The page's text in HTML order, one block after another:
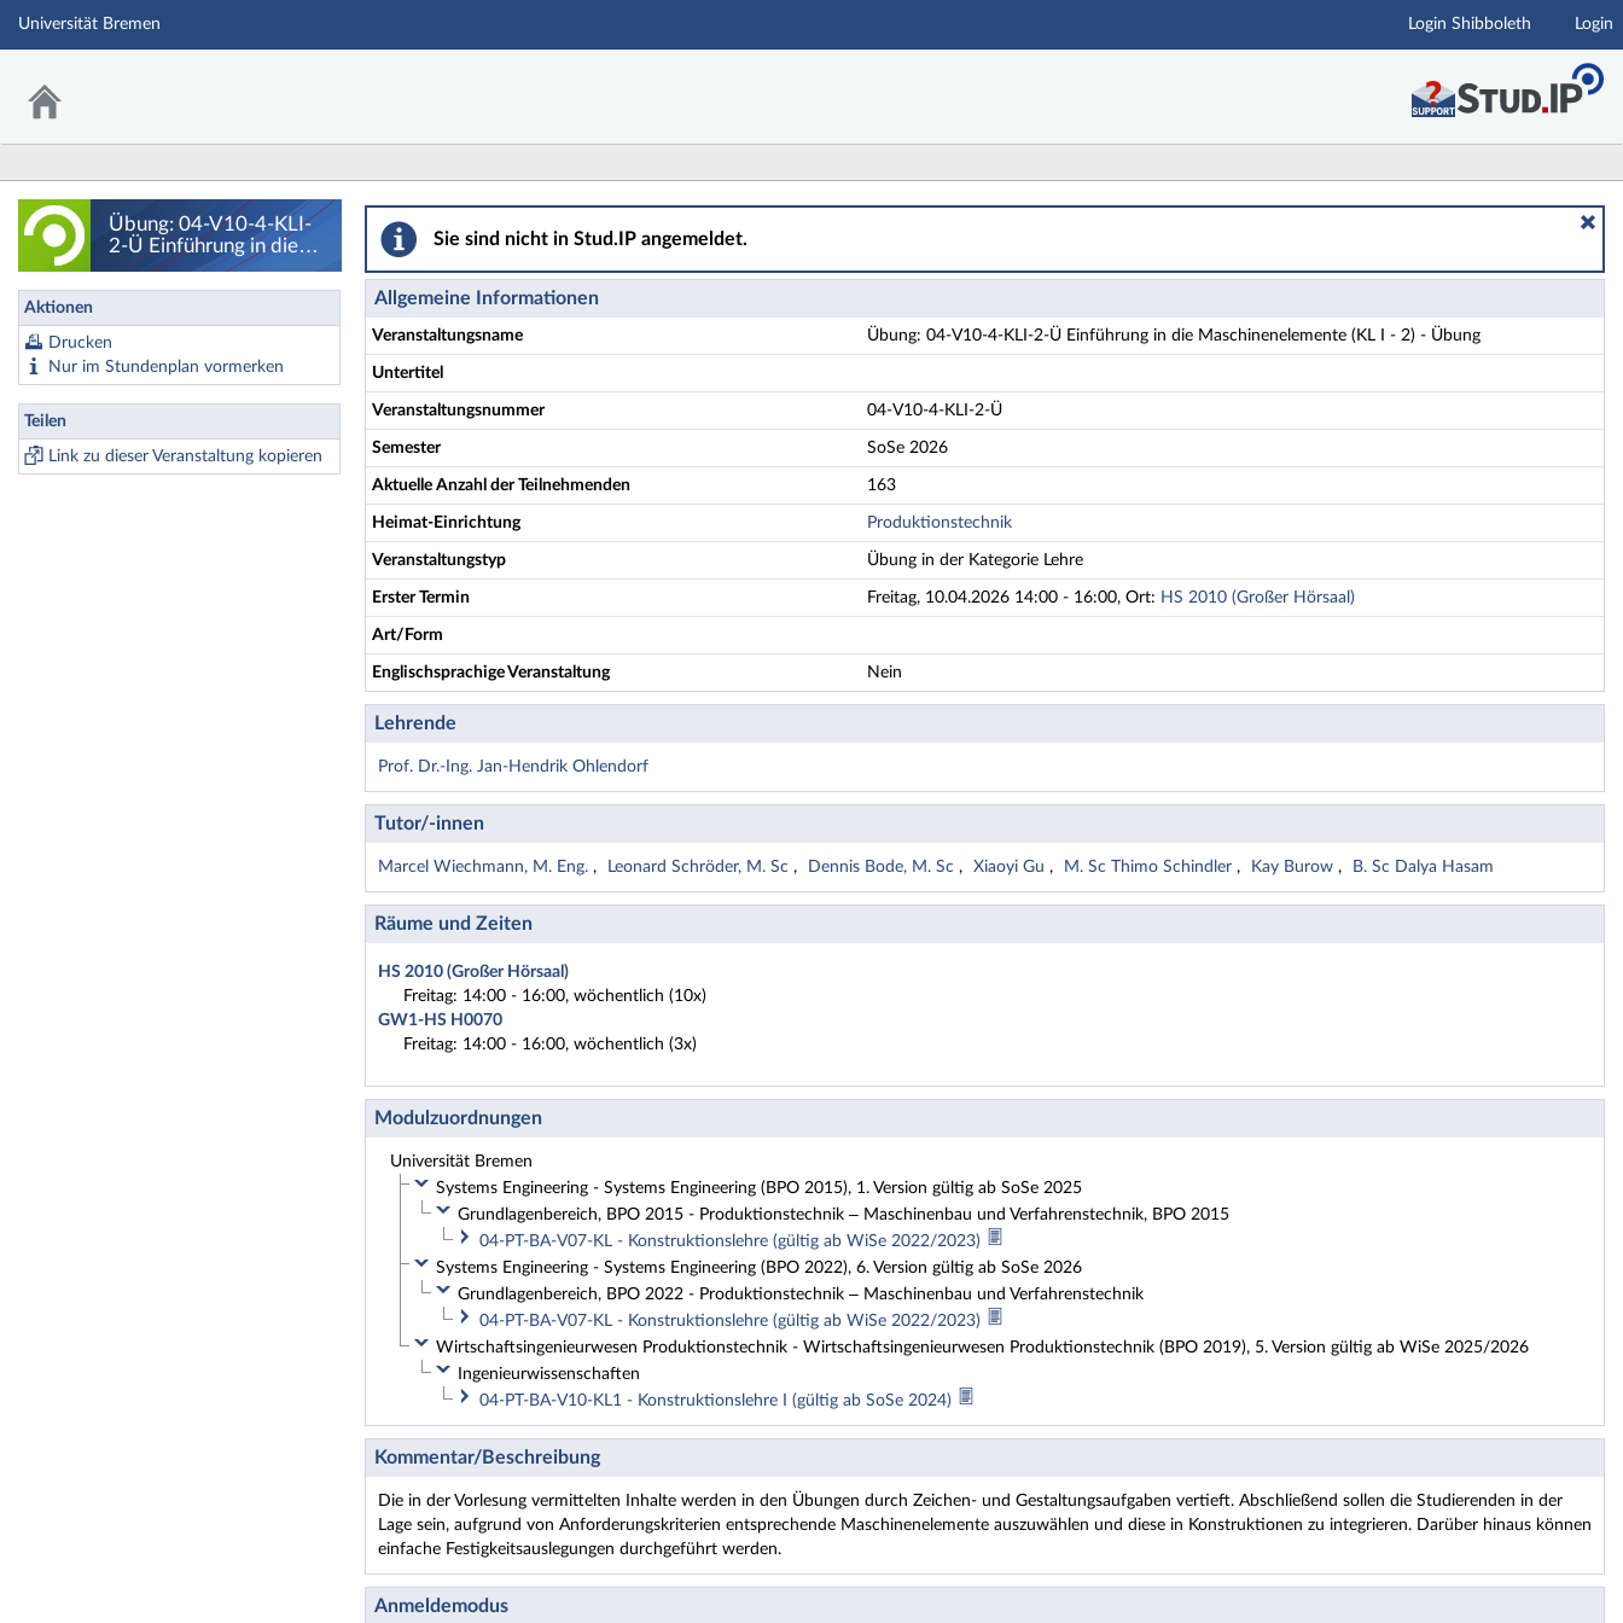
Hauptnavigation
Universität Bremen Login Shibboleth Login
Übung: 04-V10-4-KLI-
2-Ü Einführung in die
Maschinenelemente (KL
I - 2) - Übung - Details
Aktionen
Drucken
Nur im Stundenplan vormerken
Teilen
Link zu dieser Veranstaltung kopieren
Übung: 04-V10-4-KLI-2-Ü Einführung in die Maschinenelemente (KL I - 2) - Übung - Details
Sie sind nicht in Stud.IP angemeldet.
Allgemeine Informationen
Veranstaltungsname Übung: 04-V10-4-KLI-2-Ü Einführung in die Maschinenelemente (KL I - 2) - Übung
Untertitel
Veranstaltungsnummer 04-V10-4-KLI-2-Ü
Semester SoSe 2026
Aktuelle Anzahl der Teilnehmenden 163
Heimat-Einrichtung Produktionstechnik
Veranstaltungstyp Übung in der Kategorie Lehre
Erster Termin Freitag, 10.04.2026 14:00 - 16:00, Ort: HS 2010 (Großer Hörsaal)
Art/Form
Englischsprachige Veranstaltung Nein
Lehrende
Prof. Dr.-Ing. Jan-Hendrik Ohlendorf
Tutor/-innen
Marcel Wiechmann, M. Eng. Leonard Schröder, M. Sc Dennis Bode, M. Sc Xiaoyi Gu M. Sc Thimo Schindler Kay Burow B. Sc Dalya Hasam
Räume und Zeiten
HS 2010 (Großer Hörsaal)
Freitag: 14:00 - 16:00, wöchentlich (10x)
GW1-HS H0070
Freitag: 14:00 - 16:00, wöchentlich (3x)
Modulzuordnungen
Universität Bremen
Systems Engineering - Systems Engineering (BPO 2015), 1. Version gültig ab SoSe 2025
Grundlagenbereich, BPO 2015 - Produktionstechnik – Maschinenbau und Verfahrenstechnik, BPO 2015
04-PT-BA-V07-KL - Konstruktionslehre (gültig ab WiSe 2022/2023)
Systems Engineering - Systems Engineering (BPO 2022), 6. Version gültig ab SoSe 2026
Grundlagenbereich, BPO 2022 - Produktionstechnik – Maschinenbau und Verfahrenstechnik
04-PT-BA-V07-KL - Konstruktionslehre (gültig ab WiSe 2022/2023)
Wirtschaftsingenieurwesen Produktionstechnik - Wirtschaftsingenieurwesen Produktionstechnik (BPO 2019), 5. Version gültig ab WiSe 2025/2026
Ingenieurwissenschaften
04-PT-BA-V10-KL1 - Konstruktionslehre I (gültig ab SoSe 2024)
Kommentar/Beschreibung
Die in der Vorlesung vermittelten Inhalte werden in den Übungen durch Zeichen- und Gestaltungsaufgaben vertieft. Abschließend sollen die Studierenden in der
Lage sein, aufgrund von Anforderungskriterien entsprechende Maschinenelemente auszuwählen und diese in Konstruktionen zu integrieren. Darüber hinaus können
einfache Festigkeitsauslegungen durchgeführt werden.
Anmeldemodus